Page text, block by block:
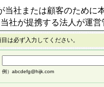
当社または顧客のために
社が提携する法人が運
いいます。）上に本サー
ケー ト調査に回答する
計・分析その他の利用を
ービスは、それぞれの目
依頼を行うこともあり、
は必ず入力してください。
例）abcdefg@hijk.com